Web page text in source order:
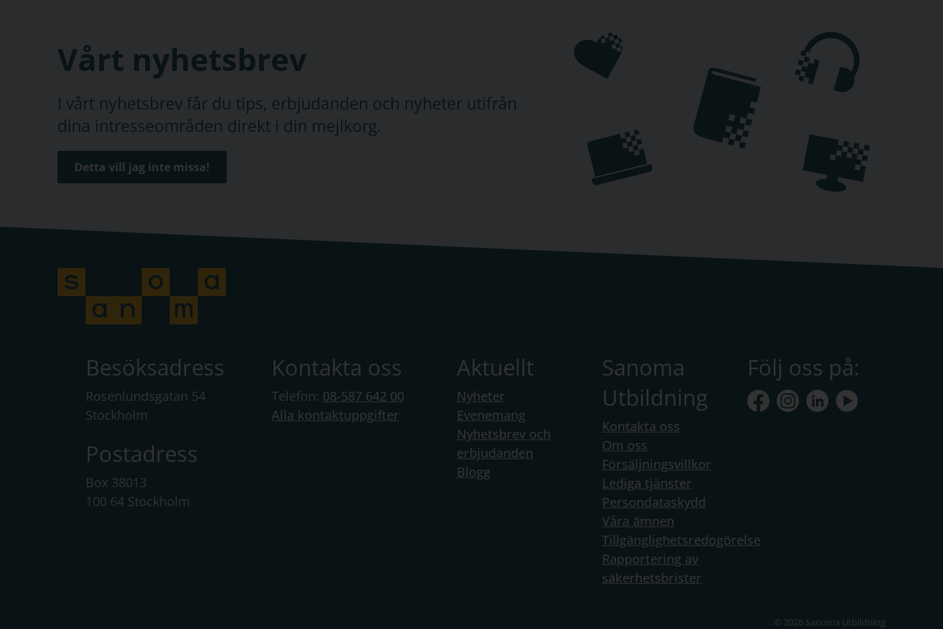
Vårt nyhetsbrev
I vårt nyhetsbrev får du tips, erbjudanden och nyheter utifrån
dina intresseområden direkt i din mejlkorg.
Detta vill jag inte missa!
Besöksadress
Rosenlundsgatan 54
Stockholm
Postadress
Box 38013
100 64 Stockholm
Kontakta oss
Telefon: 08-587 642 00
Alla kontaktuppgifter
Aktuellt
Nyheter
Evenemang
Nyhetsbrev och
erbjudanden
Blogg
Sanoma
Utbildning
Kontakta oss
Om oss
Försäljningsvillkor
Lediga tjänster
Persondataskydd
Våra ämnen
Tillgänglighetsredogörelse
Rapportering av
säkerhetsbrister
Följ oss på:
© 2026 Sanoma Utbildning